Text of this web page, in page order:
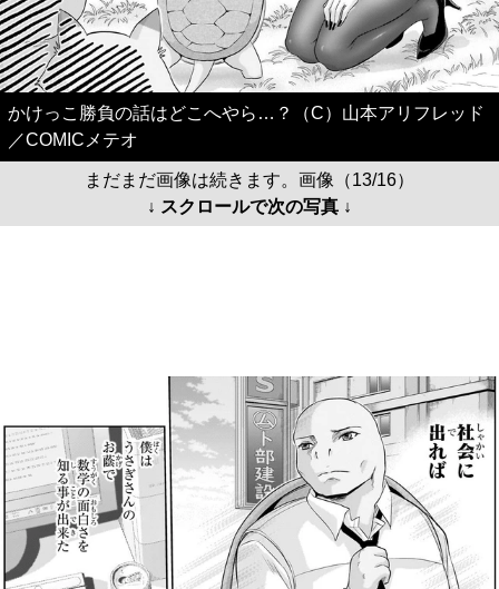
かけっこ勝負の話はどこへやら…？（C）山本アリフレッド
／COMICメテオ
まだまだ画像は続きます。画像（13/16）
↓ スクロールで次の写真 ↓